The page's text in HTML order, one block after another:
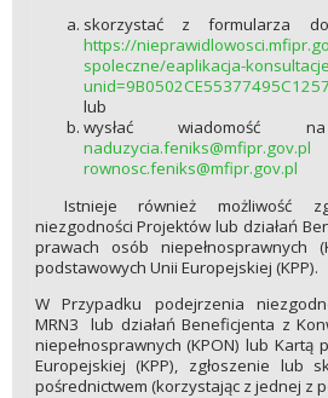
skorzystać z formularza
https://
spoleczne/eaplikacja-
lub
wysłać wiadomość
naduzycia.feniks@mfipr.gov.pl
rownosc.feniks@mfipr.gov.pl
Istnieje również możliwość
niezgodności Projektów lub działań
prawach osób niepełnosprawnych
podstawowych Unii Europejskiej (KPP).
W Przypadku podejrzenia
MRN3 lub działań Beneficjenta z
niepełnosprawnych (KPON) lub Kartą
Europejskiej (KPP), zgłoszenie lub
pośrednictwem (korzystając z jednej z